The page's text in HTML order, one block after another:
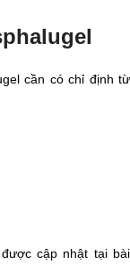
cần có chỉ định từ
cập nhật tại bài